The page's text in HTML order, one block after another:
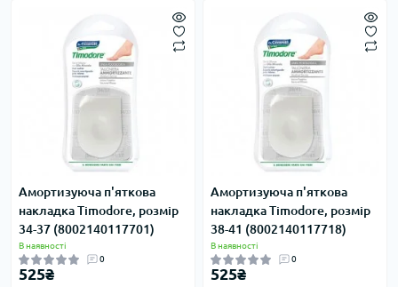
Амортизуюча п'яткова
накладка Timodore, розмір
34-37 (8002140117701)
В наявності
0
525₴
Амортизуюча п'яткова
накладка Timodore, розмір
38-41 (8002140117718)
В наявності
0
525₴